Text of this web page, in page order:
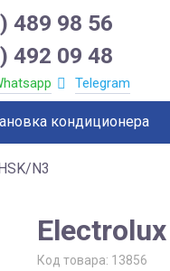
489 98 56
492 09 48
Telegram
кондиционера
N3
Код товара: 13856